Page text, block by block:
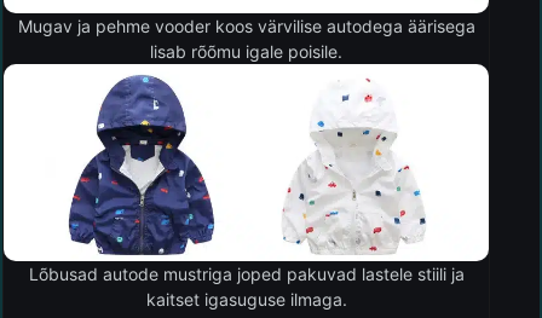
Mugav ja pehme vooder koos värvilise autodega äärisega
lisab rõõmu igale poisile.
Lõbusad autode mustriga joped pakuvad lastele stiili ja
kaitset igasuguse ilmaga.